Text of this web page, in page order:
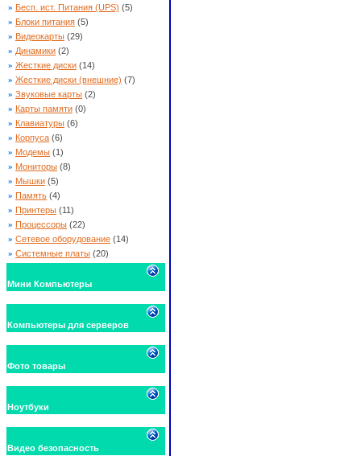
» Бесп. ист. Питания (UPS) (5)
» Блоки питания (5)
» Видеокарты (29)
» Динамики (2)
» Жесткие диски (14)
» Жесткие диски (внешние) (7)
» Звуковые карты (2)
» Карты памяти (0)
» Клавиатуры (6)
» Корпуса (6)
» Модемы (1)
» Мониторы (8)
» Мышки (5)
» Память (4)
» Принтеры (11)
» Процессоры (22)
» Сетевое оборудование (14)
» Системные платы (20)
Мини Компьютеры
Компьютеры для серверов
Фото товары
Ноутбуки
Видео безопасность